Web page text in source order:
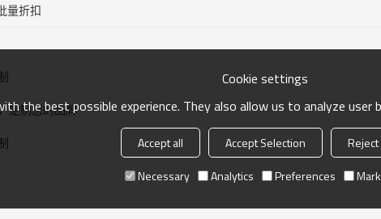
量折扣
定制您的品牌
Cookie settings
the best possible experience. They also allow us to analyze
Accept all Accept Selection
Reject
Necessary
Analytics Preferences